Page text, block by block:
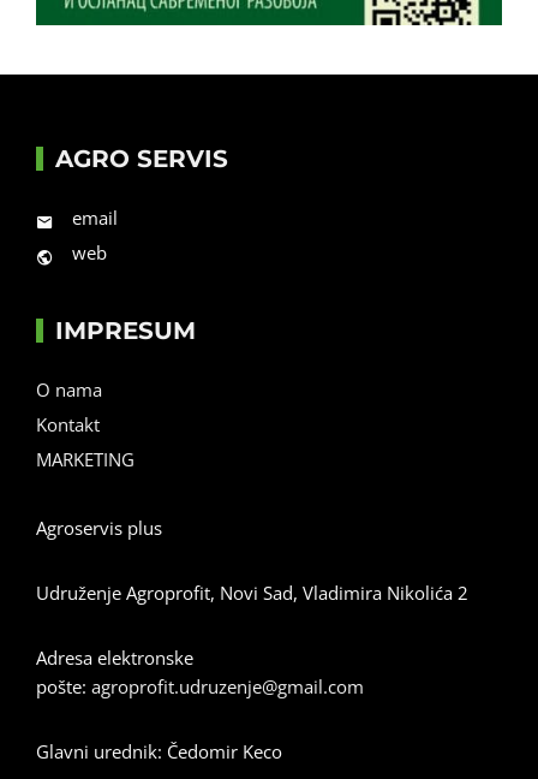
AGRO SERVIS
email
web
IMPRESUM
O nama
Kontakt
MARKETING
Agroservis plus
Udruženje Agroprofit, Novi Sad, Vladimira Nikolića 2
Adresa elektronske
pošte: agroprofit.udruzenje@gmail.com
Glavni urednik: Čedomir Keco